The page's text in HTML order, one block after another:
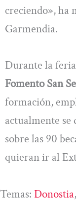
creciendo», ha
Garmendia.
Durante la
Fomento San
formación,
actualmente
sobre las 90
quieran ir al
Temas: Donostia,